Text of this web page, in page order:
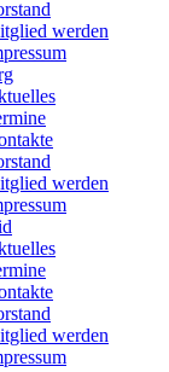
werden
werden
werden